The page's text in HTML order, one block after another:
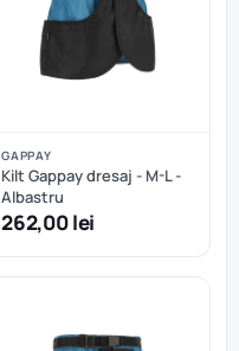
GAPPAY
Kilt Gappay dresaj - M-L -
Albastru
262,00 lei